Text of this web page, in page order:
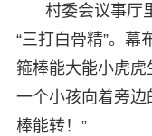
村委会议事厅
“三打白骨精”。幕
箍棒能大能小虎虎
一个小孩向着旁边
棒能转！”